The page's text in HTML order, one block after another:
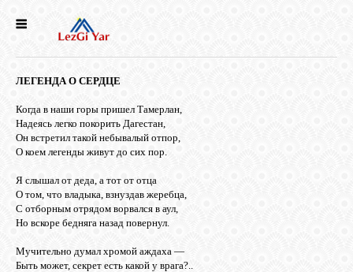
ИСТОРИЯ
КУЛЬТУРА
ЛЕЗГИН
ЛЕГЕНДА О СЕРДЦЕ
Когда в наши горы пришел Тамерлан,
Надеясь легко покорить Дагестан,
Он встретил такой небывалый отпор,
О коем легенды живут до сих пор.
Я слышал от деда, а тот от отца
О том, что владыка, взнуздав жеребца,
С отборным отрядом ворвался в аул,
Но вскоре бедняга назад повернул.
Мучительно думал хромой аждаха —
Быть может, секрет есть какой у врага?..